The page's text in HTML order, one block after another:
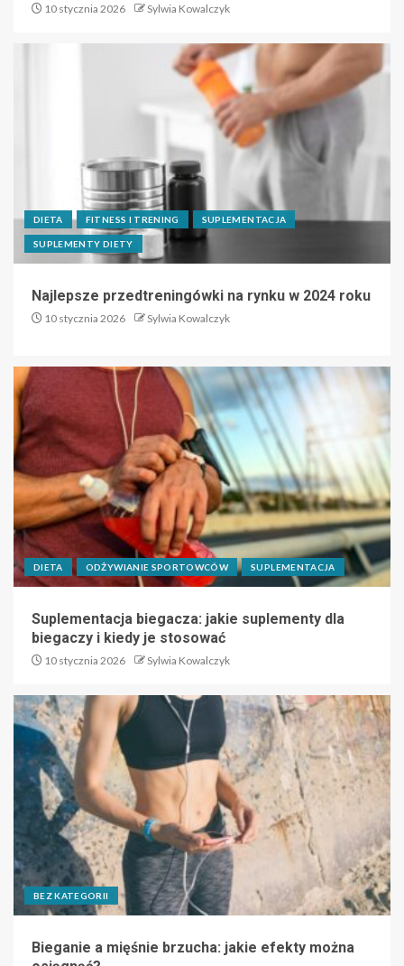
10 stycznia 2026 Sylwia Kowalczyk
DIETA FITNESS I TRENING SUPLEMENTACJA
SUPLEMENTY DIETY
Najlepsze przedtreningówki na rynku w 2024 roku
10 stycznia 2026 Sylwia Kowalczyk
DIETA ODŻYWIANIE SPORTOWCÓW SUPLEMENTACJA
Suplementacja biegacza: jakie suplementy dla
biegaczy i kiedy je stosować
10 stycznia 2026 Sylwia Kowalczyk
BEZ KATEGORII
Bieganie a mięśnie brzucha: jakie efekty można